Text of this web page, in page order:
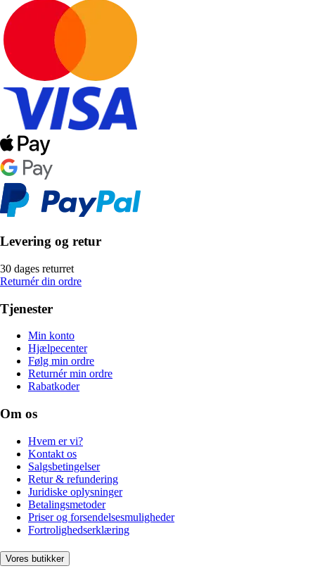
Levering og retur
30 dages returret
Returnér din ordre
Tjenester
Min konto
Hjælpecenter
Følg min ordre
Returnér min ordre
Rabatkoder
Om os
Hvem er vi?
Kontakt os
Salgsbetingelser
Retur & refundering
Juridiske oplysninger
Betalingsmetoder
Priser og forsendelsesmuligheder
Fortrolighedserklæring
Vores butikker